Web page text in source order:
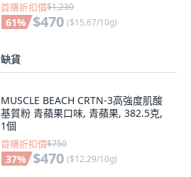
首購折扣價$1,230
61% $470 ($15.67/10g)
缺貨
MUSCLE BEACH CRTN-3高強度肌酸
基質粉 青蘋果口味, 青蘋果, 382.5克,
1個
首購折扣價$750
37% $470 ($12.29/10g)